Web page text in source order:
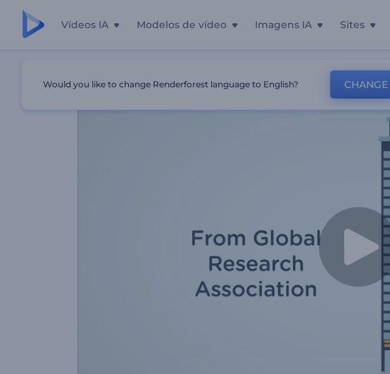
Vídeos IA Modelos de vídeo Imagens IA Sites
Would you like to change Renderforest language to English? CHANGE